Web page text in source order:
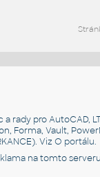
rady pro AutoCAD,
Forma, Vault,
VizO portálu.
na tomto